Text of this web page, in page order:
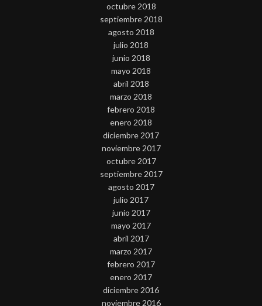
octubre 2018
septiembre 2018
agosto 2018
julio 2018
junio 2018
mayo 2018
abril 2018
marzo 2018
febrero 2018
enero 2018
diciembre 2017
noviembre 2017
octubre 2017
septiembre 2017
agosto 2017
julio 2017
junio 2017
mayo 2017
abril 2017
marzo 2017
febrero 2017
enero 2017
diciembre 2016
noviembre 2016